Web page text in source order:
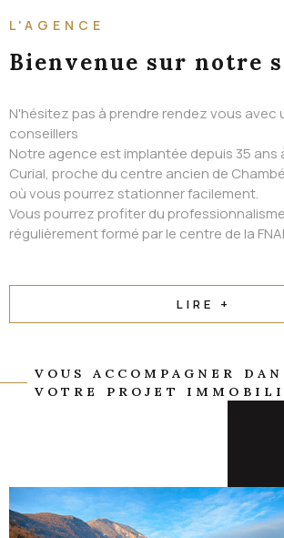
L'AGENCE
Bienvenue sur notre
N'hésitez pas à prendre rendez vous avec
conseillers
Notre agence est implantée depuis 35 ans
Curial, proche du centre ancien de
où vous pourrez stationner facilement.
Vous pourrez profiter du
régulièrement formé par le centre de la
LIRE +
VOUS ACCOMPAGNER
VOTRE PROJET